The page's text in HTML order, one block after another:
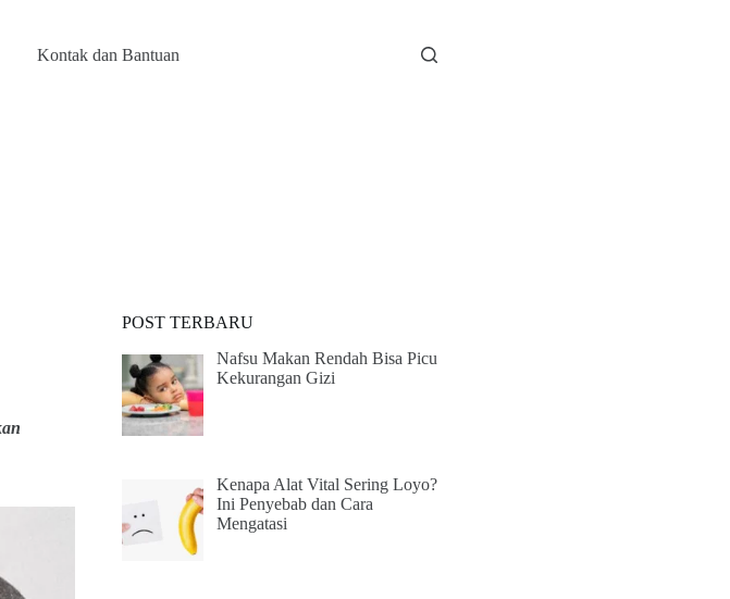
Kontak dan Bantuan
POST TERBARU
Nafsu Makan Rendah Bisa Picu
Kekurangan Gizi
Kenapa Alat Vital Sering Loyo?
Ini Penyebab dan Cara
Mengatasi